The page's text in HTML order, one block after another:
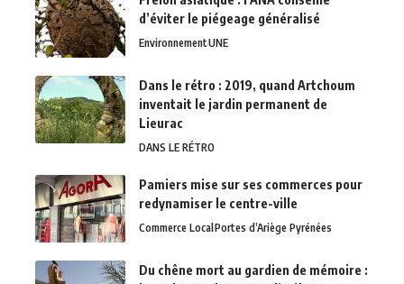
d’éviter le piégeage généralisé
EnvironnementUNE
Dans le rétro : 2019, quand Artchoum
inventait le jardin permanent de
Lieurac
DANS LE RÉTRO
Pamiers mise sur ses commerces pour
redynamiser le centre-ville
Commerce LocalPortes d’Ariège Pyrénées
Du chêne mort au gardien de mémoire :